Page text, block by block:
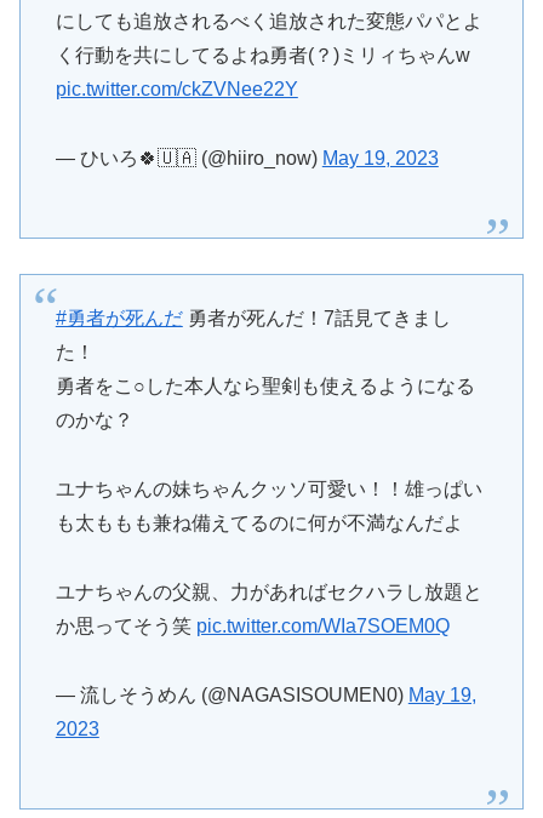
にしても追放されるべく追放された変態パパとよ
く行動を共にしてるよね勇者(？)ミリィちゃんw
pic.twitter.com/ckZVNee22Y
— ひいろ🍀🇺🇦 (@hiiro_now) May 19, 2023
#勇者が死んだ勇者が死んだ！7話見てきまし
た！
勇者をこ○した本人なら聖剣も使えるようになる
のかな？
ユナちゃんの妹ちゃんクッソ可愛い！！雄っぱい
も太ももも兼ね備えてるのに何が不満なんだよ
ユナちゃんの父親、力があればセクハラし放題と
か思ってそう笑 pic.twitter.com/WIa7SOEM0Q
— 流しそうめん (@NAGASISOUMEN0) May 19,
2023